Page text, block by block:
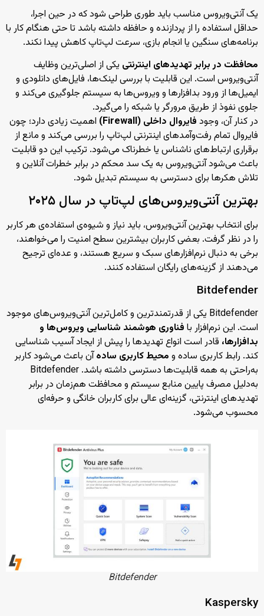
یک آنتی‌ویروس مناسب باید طوری طراحی شود که در حین اجرا،
حداقل استفاده را از پردازنده و حافظه داشته باشد تا حتی هنگام کار با
برنامه‌های سنگین یا انجام بازی، سرعت لپ‌تاپ کاهش پیدا نکند.
محافظت در برابر تهدیدهای اینترنتی یکی از اصلی‌ترین وظایف
آنتی‌ویروس است. این قابلیت با بررسی لینک‌ها، فایل‌های دانلودی و
ایمیل‌ها از ورود بدافزارها و ویروس‌ها به سیستم جلوگیری می‌کند و
جلوی نفوذ از طریق مرورگر یا شبکه را می‌گیرد.
در کنار آن، وجود فایروال داخلی (Firewall)
اهمیت زیادی دارد؛ چون
فایروال تمام رفت‌وآمدهای اینترنتی لپ‌تاپ را بررسی می‌کند و مانع از
برقراری ارتباط‌های ناشناس یا خطرناک می‌شود. ترکیب این دو قابلیت
باعث می‌شود آنتی‌ویروس به یک سد محکم در برابر خطرات آنلاین و
تلاش هکرها برای دسترسی به سیستم تبدیل شود.
بهترین آنتی‌ویروس‌های لپ‌تاپ در سال ۲۰۲۵
برای انتخاب بهترین آنتی‌ویروس، باید نیاز و شیوه‌ی استفاده‌ی هر کاربر
را در نظر گرفت. بعضی کاربران بیشترین سطح امنیت را می‌خواهند،
برخی به دنبال نرم‌افزارهای سبک و سریع هستند، و عده‌ای ترجیح
می‌دهند از گزینه‌های رایگان استفاده کنند.
Bitdefender
Bitdefender یکی از قدرتمندترین و کامل‌ترین آنتی‌ویروس‌های موجود
است. این نرم‌افزار با فناوری هوشمند شناسایی ویروس‌ها و
بدافزارها، قادر است انواع تهدیدها را پیش از ایجاد آسیب شناسایی
کند. رابط کاربری ساده و محیط کاربری سادهآن باعث می‌شود کاربر
به‌راحتی به همه قابلیت‌ها دسترسی داشته باشد. Bitdefender
به‌دلیل مصرف پایین منابع سیستم و محافظت هم‌زمان در برابر
تهدیدهای اینترنتی، گزینه‌ای عالی برای کاربران خانگی و حرفه‌ای
محسوب می‌شود.
Bitdefender
Kaspersky